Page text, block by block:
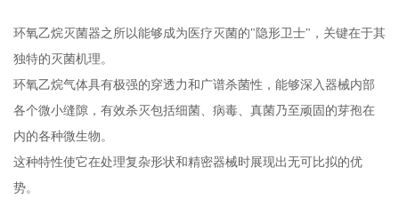
环氧乙烷灭菌器之所以能够成为医疗灭菌的"隐形卫士"，关键在于其
独特的灭菌机理。
环氧乙烷气体具有极强的穿透力和广谱杀菌性，能够深入器械内部
各个微小缝隙，有效杀灭包括细菌、病毒、真菌乃至顽固的芽孢在
内的各种微生物。
这种特性使它在处理复杂形状和精密器械时展现出无可比拟的优
势。